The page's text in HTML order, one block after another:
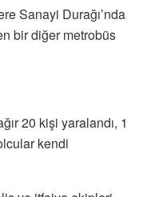
Sanayi Durağı’nda
bir diğer metrobüs
20 kişi yaralandı, 1
kendi